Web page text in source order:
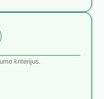
kriterijus.